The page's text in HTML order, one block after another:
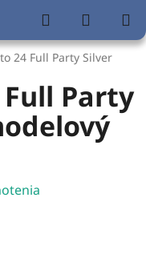
Hľadať
KOŠÍK
24 Full Party Silver
Full Party